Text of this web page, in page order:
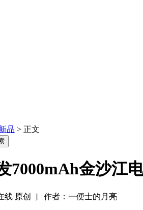
品 > 正文
7000mAh金沙江
线 原创 ] 作者：一便士的月亮